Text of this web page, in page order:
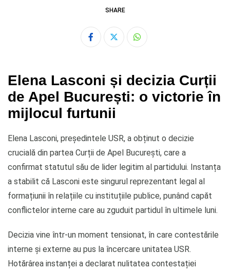
SHARE
Whatsapp
Elena Lasconi și decizia Curții
de Apel București: o victorie în
mijlocul furtunii
Elena Lasconi, președintele USR, a obținut o decizie
crucială din partea Curții de Apel București, care a
confirmat statutul său de lider legitim al partidului. Instanța
a stabilit că Lasconi este singurul reprezentant legal al
formațiunii în relațiile cu instituțiile publice, punând capăt
conflictelor interne care au zguduit partidul în ultimele luni.
Decizia vine într-un moment tensionat, în care contestările
interne și externe au pus la încercare unitatea USR.
Hotărârea instanței a declarat nulitatea contestației